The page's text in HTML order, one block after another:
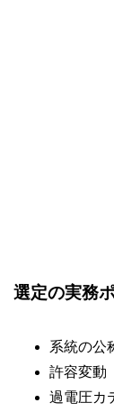
選定の実務
系統の公
許容変動
過電圧カ